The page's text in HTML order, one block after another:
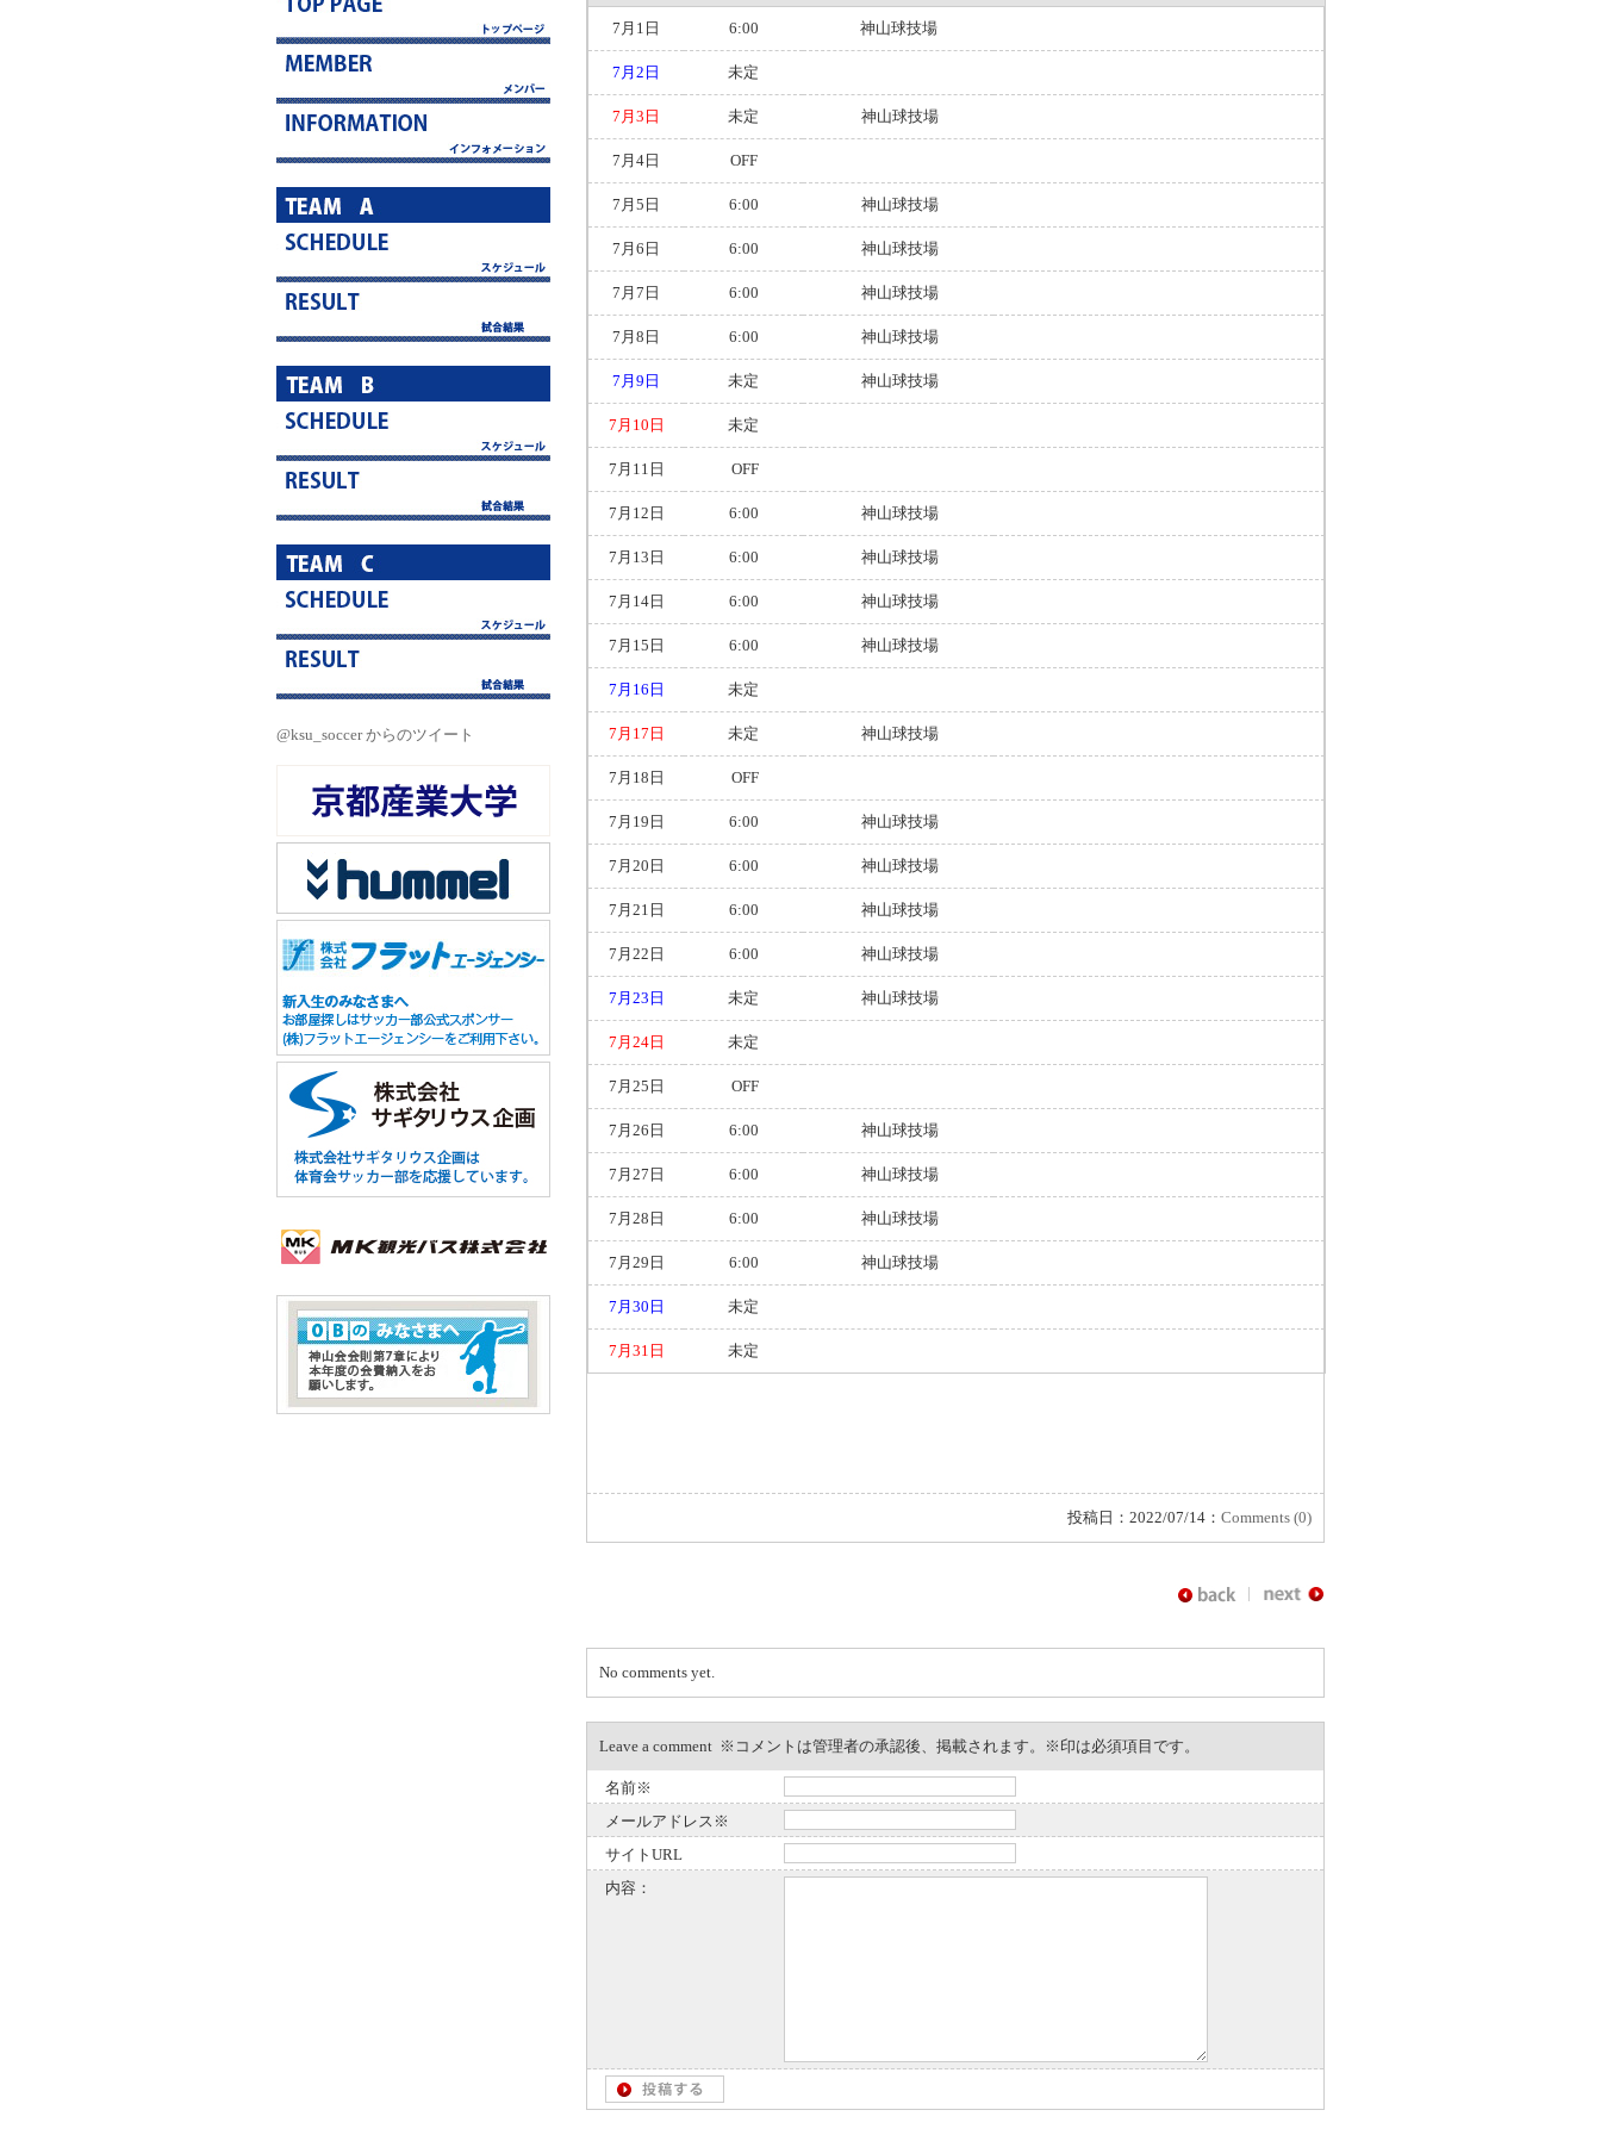
@ksu_soccer からのツイート
7月1日 6:00 神山球技場
7月2日 未定
7月3日 未定 神山球技場
7月4日 OFF
7月5日 6:00 神山球技場
7月6日 6:00 神山球技場
7月7日 6:00 神山球技場
7月8日 6:00 神山球技場
7月9日 未定 神山球技場
7月10日 未定
7月11日 OFF
7月12日 6:00 神山球技場
7月13日 6:00 神山球技場
7月14日 6:00 神山球技場
7月15日 6:00 神山球技場
7月16日 未定
7月17日 未定 神山球技場
7月18日 OFF
7月19日 6:00 神山球技場
7月20日 6:00 神山球技場
7月21日 6:00 神山球技場
7月22日 6:00 神山球技場
7月23日 未定 神山球技場
7月24日 未定
7月25日 OFF
7月26日 6:00 神山球技場
7月27日 6:00 神山球技場
7月28日 6:00 神山球技場
7月29日 6:00 神山球技場
7月30日 未定
7月31日 未定
投稿日：2022/07/14： Comments (0)
No comments yet.
Leave a comment ※コメントは管理者の承認後、掲載されます。※印は必須項目です。
名前※
メールアドレス※
サイトURL
内容：